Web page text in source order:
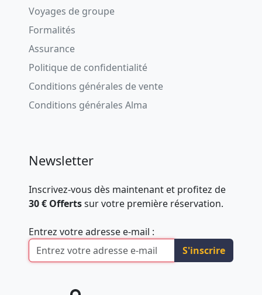
Voyages de groupe
Formalités
Assurance
Politique de confidentialité
Conditions générales de vente
Conditions générales Alma
Newsletter
Inscrivez-vous dès maintenant et profitez de
30 € Offertssur votre première réservation.
Entrez votre adresse e-mail :
S'inscrire